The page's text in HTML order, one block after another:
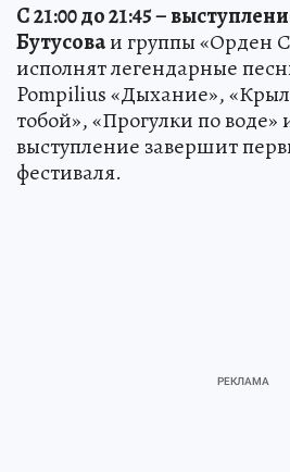
С 21:00 до 21:45 –
Бутусоваи группы «Орден
исполнят легендарные
Pompilius «Дыхание»,
тобой», «Прогулки по
выступление завершит
фестиваля.